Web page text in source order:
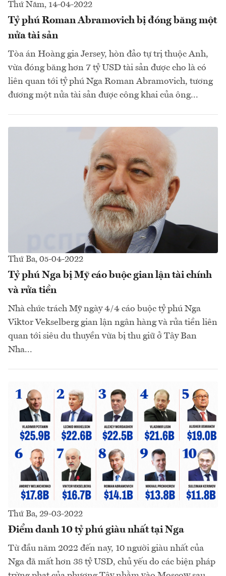
Thứ Năm, 14-04-2022
Tỷ phú Roman Abramovich bị đóng băng một
nửa tài sản
Tòa án Hoàng gia Jersey, hòn đảo tự trị thuộc Anh,
vừa đóng băng hơn 7 tỷ USD tài sản được cho là có
liên quan tới tỷ phú Nga Roman Abramovich, tương
đương một nửa tài sản được công khai của ông...
Thứ Ba, 05-04-2022
Tỷ phú Nga bị Mỹ cáo buộc gian lận tài chính
và rửa tiền
Nhà chức trách Mỹ ngày 4/4 cáo buộc tỷ phú Nga
Viktor Vekselberg gian lận ngân hàng và rửa tiền liên
quan tới siêu du thuyền vừa bị thu giữ ở Tây Ban
Nha...
Thứ Ba, 29-03-2022
Điểm danh 10 tỷ phú giàu nhất tại Nga
Từ đầu năm 2022 đến nay, 10 người giàu nhất của
Nga đã mất hơn 38 tỷ USD, chủ yếu do các biện pháp